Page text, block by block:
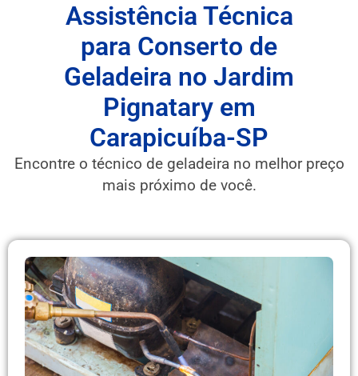
Assistência Técnica
para Conserto de
Geladeira no Jardim
Pignatary em
Carapicuíba-SP
Encontre o técnico de geladeira no melhor preço
mais próximo de você.